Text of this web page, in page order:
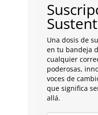
Una dosis de
en tu bandeja
cualquier
poderosas,
voces de
que significa
allá.